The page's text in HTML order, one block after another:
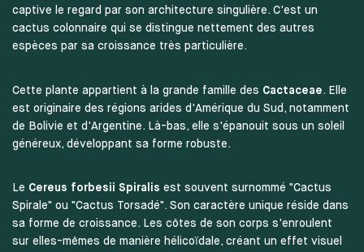
captive le regard par son architecture singulière. C'est un
cactus colonnaire qui se distingue nettement des autres
espèces par sa croissance très particulière.
Cette plante appartient à la grande famille des Cactaceae . Elle
est originaire des régions arides d'Amérique du Sud, notamment
de Bolivie et d'Argentine. Là-bas, elle s'épanouit sous un soleil
généreux, développant sa forme robuste.
Le Cereus forbesii Spiralis est souvent surnommé "Cactus
Spirale" ou "Cactus Torsadé". Son caractère unique réside dans
sa forme de croissance. Les côtes de son corps s'enroulent
sur elles-mêmes de manière hélicoïdale, créant un effet visuel